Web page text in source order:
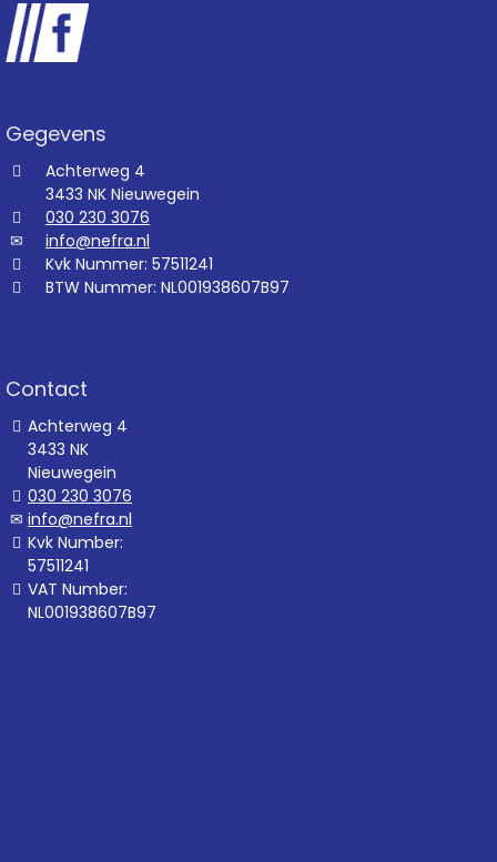
Gegevens
Achterweg 4
3433 NK Nieuwegein
030 230 3076
info@nefra.nl
Kvk Nummer: 57511241
BTW Nummer: NL001938607B97
Contact
Achterweg 4
3433 NK
Nieuwegein
030 230 3076
info@nefra.nl
Kvk Number:
57511241
VAT Number:
NL001938607B97